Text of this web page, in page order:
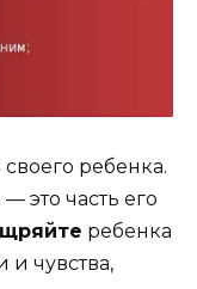
ребенка.
это часть его
ребенка
и чувства,